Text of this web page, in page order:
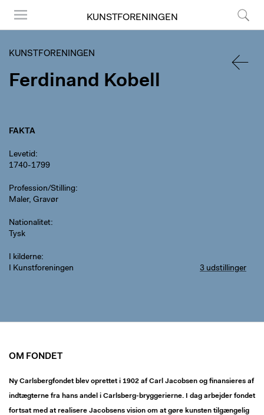
KUNSTFORENINGEN
KUNSTFORENINGEN
Ferdinand Kobell
FAKTA
Levetid
1740-1799
Profession/Stilling
Maler, Gravør
Nationalitet
Tysk
I kilderne
I Kunstforeningen
3 udstillinger
OM FONDET
Ny Carlsbergfondet blev oprettet i 1902 af Carl Jacobsen og finansieres af
indtægterne fra hans andel i Carlsberg-bryggerierne. I dag arbejder fondet
fortsat med at realisere Jacobsens vision om at gøre kunsten tilgængelig